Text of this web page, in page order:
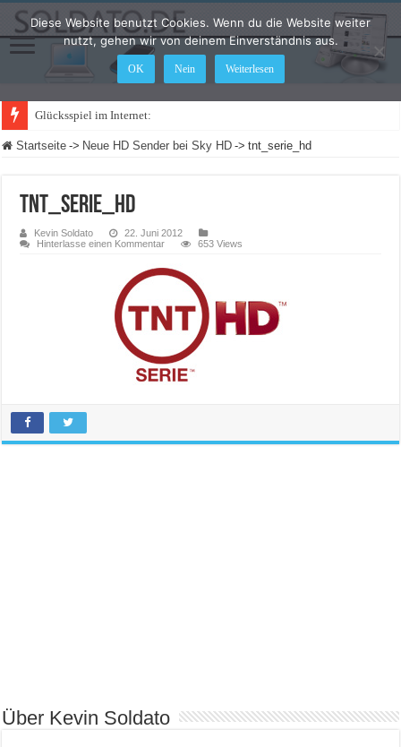
Glücksspiel im Internet: Was ändert sich
Startseite -> Neue HD Sender bei Sky HD -> tnt_serie_hd
tnt_serie_hd
Kevin Soldato
22. Juni 2012
Hinterlasse einen Kommentar
653 Views
Über Kevin Soldato
Diese Website benutzt Cookies. Wenn du die Website weiter
nutzt, gehen wir von deinem Einverständnis aus.
OK Nein Weiterlesen